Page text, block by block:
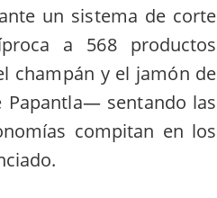
un sistema de corte
a 568 productos
champán y el jamón de
Papantla— sentando las
compitan en los